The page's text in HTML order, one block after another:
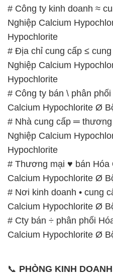
# Công ty kinh doanh ≈
Nghiệp Calcium
Hypochlorite
# Địa chỉ cung cấp ≤
Nghiệp Calcium
Hypochlorite
# Công ty bán \ phân
Calcium Hypochlorite Ø
# Nhà cung cấp ═
Nghiệp Calcium
Hypochlorite
# Thương mại ♥ bán Hóa
Calcium Hypochlorite Ø
# Nơi kinh doanh • cung
Calcium Hypochlorite Ø
# Cty bán ÷ phân phối
Calcium Hypochlorite Ø
📞 PHÒNG KINH